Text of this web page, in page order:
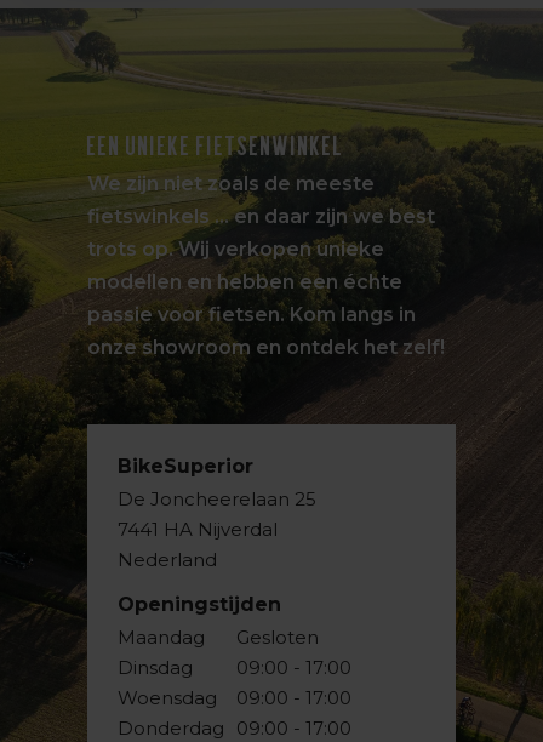
EEN UNIEKE FIETSENWINKEL
We zijn niet zoals de meeste
fietswinkels … en daar zijn we best
trots op. Wij verkopen unieke
modellen en hebben een échte
passie voor fietsen. Kom langs in
onze showroom en ontdek het zelf!
BikeSuperior
De Joncheerelaan 25
7441 HA Nijverdal
Nederland
Openingstijden
Maandag
Dinsdag
Woensdag
Donderdag
Gesloten
09:00 - 17:00
09:00 - 17:00
09:00 - 17:00